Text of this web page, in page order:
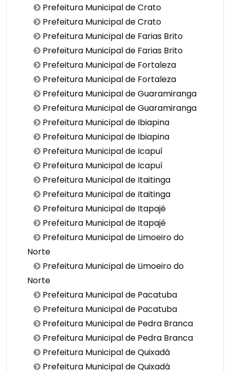
Prefeitura Municipal de Crato
Prefeitura Municipal de Crato
Prefeitura Municipal de Farias Brito
Prefeitura Municipal de Farias Brito
Prefeitura Municipal de Fortaleza
Prefeitura Municipal de Fortaleza
Prefeitura Municipal de Guaramiranga
Prefeitura Municipal de Guaramiranga
Prefeitura Municipal de Ibiapina
Prefeitura Municipal de Ibiapina
Prefeitura Municipal de Icapuí
Prefeitura Municipal de Icapuí
Prefeitura Municipal de Itaitinga
Prefeitura Municipal de Itaitinga
Prefeitura Municipal de Itapajé
Prefeitura Municipal de Itapajé
Prefeitura Municipal de Limoeiro do
Norte
Prefeitura Municipal de Limoeiro do
Norte
Prefeitura Municipal de Pacatuba
Prefeitura Municipal de Pacatuba
Prefeitura Municipal de Pedra Branca
Prefeitura Municipal de Pedra Branca
Prefeitura Municipal de Quixadá
Prefeitura Municipal de Quixadá